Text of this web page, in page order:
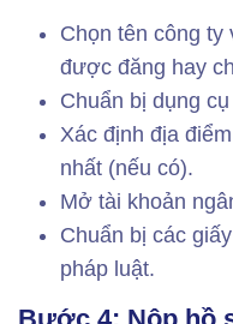
Chọn tên công ty
được đăng hay
Chuẩn bị dụng
Xác định địa
nhất (nếu có).
Mở tài khoản
Chuẩn bị các
pháp luật.